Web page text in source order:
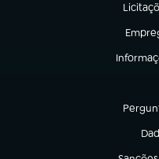
(abre
(abre
(abre
(abre